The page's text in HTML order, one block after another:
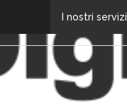
I nostri servizi